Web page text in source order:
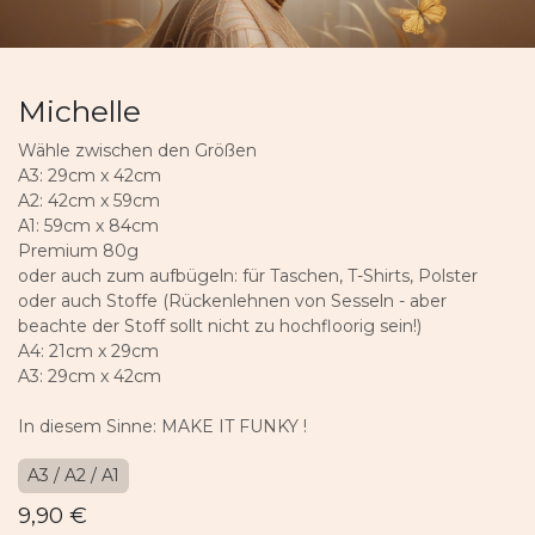
Michelle
Wähle zwischen den Größen
A3: 29cm x 42cm
A2: 42cm x 59cm
A1: 59cm x 84cm
Premium 80g
oder auch zum aufbügeln: für Taschen, T-Shirts, Polster
oder auch Stoffe (Rückenlehnen von Sesseln - aber
beachte der Stoff sollt nicht zu hochfloorig sein!)
A4: 21cm x 29cm
A3: 29cm x 42cm
In diesem Sinne: MAKE IT FUNKY !
A3 / A2 / A1
9,90 €